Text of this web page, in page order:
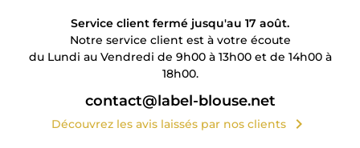
Service client fermé jusqu'au 17 août.
Notre service client est à votre écoute
du Lundi au Vendredi de 9h00 à 13h00 et de 14h00 à
18h00.
contact@label-blouse.net
Découvrez les avis laissés par nos clients chevron_right